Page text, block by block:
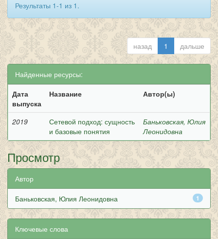
Результаты 1-1 из 1.
назад 1 дальше
Найденные ресурсы:
Дата
выпуска
Название Автор(ы)
2019
Сетевой подход: сущность
и базовые понятия
Баньковская, Юлия
Леонидовна
Просмотр
Автор
1
Баньковская, Юлия Леонидовна
Ключевые слова